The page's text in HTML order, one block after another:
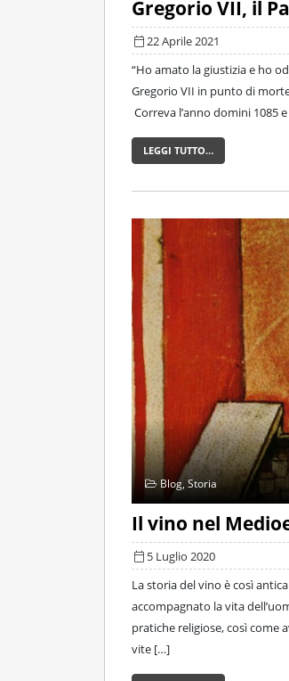
Gregorio VII, il
22 Aprile 2021
“Ho amato la giustizia e ho
Gregorio VII in punto di
Correva l’anno domini 1085
LEGGI TUTTO…
Blog, Storia
Il vino nel
5 Luglio 2020
La storia del vino è così
accompagnato la vita
pratiche religiose, così come
vite […]